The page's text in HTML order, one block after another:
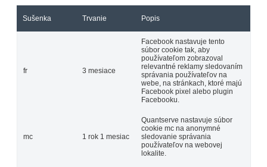
Sušenka Trvanie Popis
fr 3 mesiace
Facebook nastavuje tento
súbor cookie tak, aby
používateľom zobrazoval
relevantné reklamy sledovaním
správania používateľov na
webe, na stránkach, ktoré majú
Facebook pixel alebo plugin
Facebooku.
mc 1 rok 1 mesiac
Quantserve nastavuje súbor
cookie mc na anonymné
sledovanie správania
používateľov na webovej
lokalite.